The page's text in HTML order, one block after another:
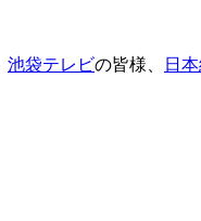
池袋テレビの皆様、 日